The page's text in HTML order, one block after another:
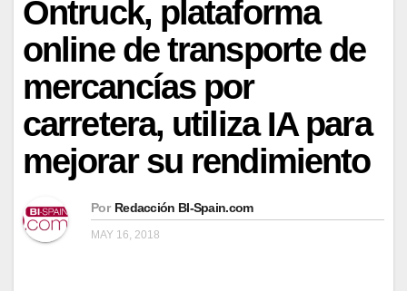
Ontruck, plataforma
online de transporte de
mercancías por
carretera, utiliza IA para
mejorar su rendimiento
Por Redacción BI-Spain.com
MAY 16, 2018